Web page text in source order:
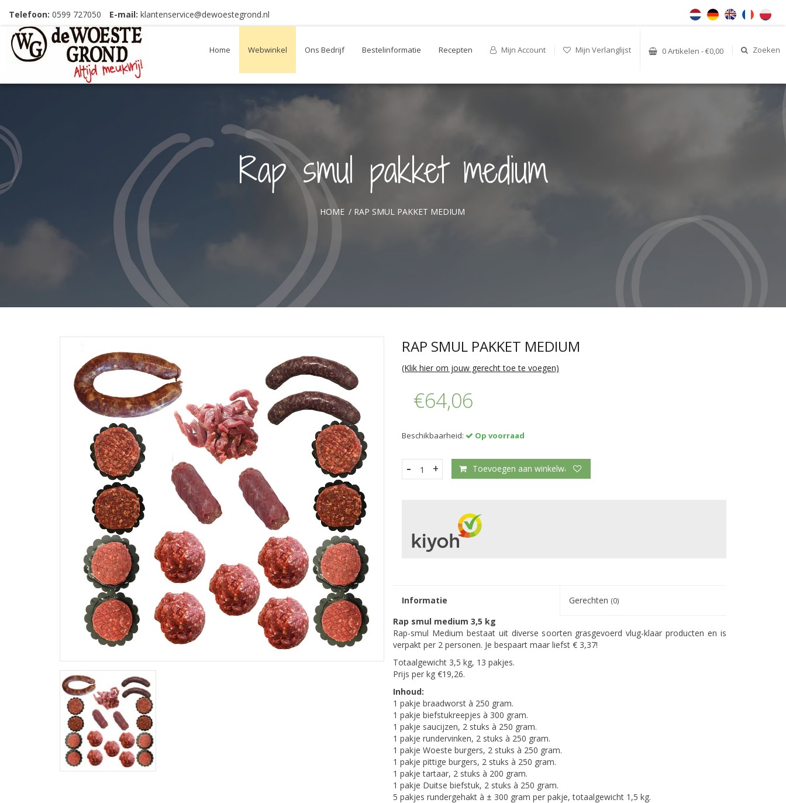
Telefoon: 0599 727050 E-mail: klantenservice@dewoestegrond.nl
Mijn Account Mijn Verlanglijst 0 Artikelen - €0,00 Zoeken
Home Webwinkel Ons Bedrijf Bestelinformatie Recepten
Rap smul pakket medium
HOME / RAP SMUL PAKKET MEDIUM
RAP SMUL PAKKET MEDIUM
(Klik hier om jouw gerecht toe te voegen)
€64,06
Beschikbaarheid: Op voorraad
+
- Toevoegen aan winkelwagen
Informatie Gerechten (0)
Rap smul medium 3,5 kg
Rap-smul Medium bestaat uit diverse soorten grasgevoerd vlug-klaar producten en is
verpakt per 2 personen. Je bespaart maar liefst € 3,37!
Totaalgewicht 3,5 kg, 13 pakjes.
Prijs per kg €19,26.
Inhoud:
1 pakje braadworst à 250 gram.
1 pakje biefstukreepjes à 300 gram.
1 pakje saucijzen, 2 stuks à 250 gram.
1 pakje rundervinken, 2 stuks à 250 gram.
1 pakje Woeste burgers, 2 stuks à 250 gram.
1 pakje pittige burgers, 2 stuks à 250 gram.
1 pakje tartaar, 2 stuks à 200 gram.
1 pakje Duitse biefstuk, 2 stuks à 250 gram.
5 pakjes rundergehakt à ± 300 gram per pakje, totaalgewicht 1,5 kg.